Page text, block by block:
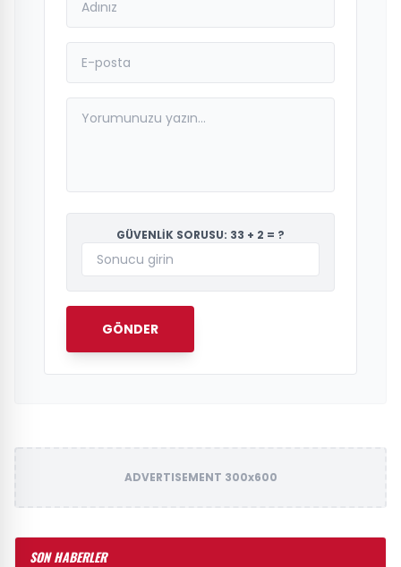
GÜVENLİK SORUSU: 33 + 2 = ?
GÖNDER
ADVERTISEMENT 300x600
SON HABERLER